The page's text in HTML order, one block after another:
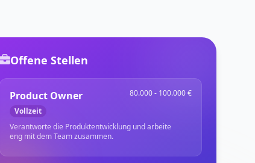
Offene Stellen
Product Owner
80.000 - 100.000 €
Vollzeit
Verantworte die Produktentwicklung und arbeite
eng mit dem Team zusammen.